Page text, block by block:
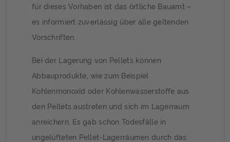
für dieses Vorhaben ist das örtliche Bauamt –
es informiert zuverlässig über alle geltenden
Vorschriften.
Bei der Lagerung von Pellets können
Abbauprodukte, wie zum Beispiel
Kohlenmonoxid oder Kohlenwasserstoffe aus
den Pellets austreten und sich im Lagerraum
anreichern. Es gab schon Todesfälle in
ungelüfteten Pellet-Lagerräumen durch das